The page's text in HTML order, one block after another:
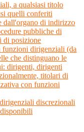
a qualsiasi titolo
quelli conferiti
dall'organo di indirizzo
pubbliche di
di posizione
funzioni dirigenziali (da
che distinguano le
dirigenti, dirigenti
titolari di
con funzioni
discrezionali